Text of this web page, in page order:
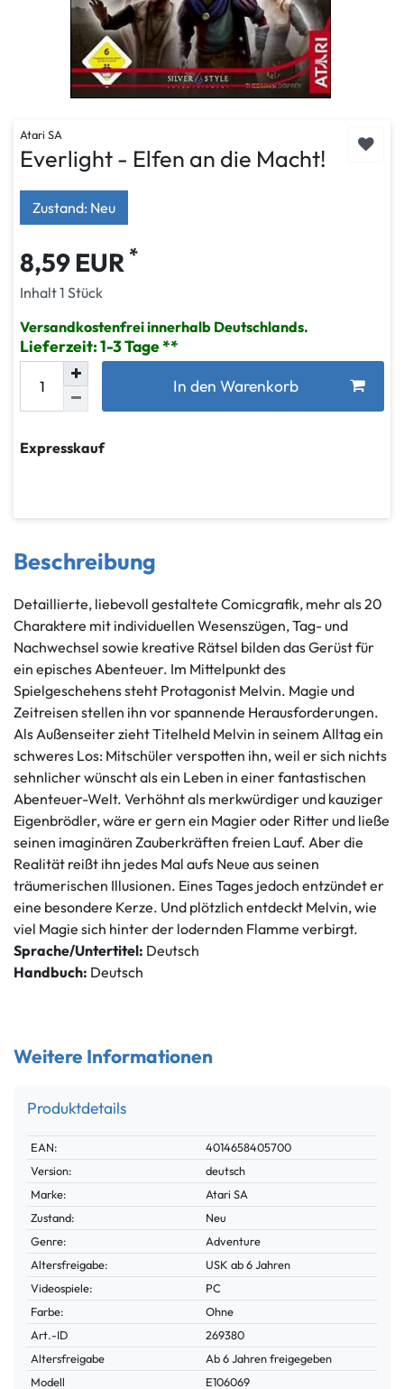
Atari SA
Everlight - Elfen an die Macht!
Zustand: Neu
8,59 EUR *
Inhalt1 Stück
Versandkostenfrei innerhalb Deutschlands.
Lieferzeit: 1-3 Tage
In den Warenkorb
Expresskauf
Beschreibung
Detaillierte, liebevoll gestaltete Comicgrafik, mehr als 20
Charaktere mit individuellen Wesenszügen, Tag- und
Nachwechsel sowie kreative Rätsel bilden das Gerüst für
ein episches Abenteuer. Im Mittelpunkt des
Spielgeschehens steht Protagonist Melvin. Magie und
Zeitreisen stellen ihn vor spannende Herausforderungen.
Als Außenseiter zieht Titelheld Melvin in seinem Alltag ein
schweres Los: Mitschüler verspotten ihn, weil er sich nichts
sehnlicher wünscht als ein Leben in einer fantastischen
Abenteuer-Welt. Verhöhnt als merkwürdiger und kauziger
Eigenbrödler, wäre er gern ein Magier oder Ritter und ließe
seinen imaginären Zauberkräften freien Lauf. Aber die
Realität reißt ihn jedes Mal aufs Neue aus seinen
träumerischen Illusionen. Eines Tages jedoch entzündet er
eine besondere Kerze. Und plötzlich entdeckt Melvin, wie
viel Magie sich hinter der lodernden Flamme verbirgt.
Sprache/Untertitel: Deutsch
Handbuch: Deutsch
Weitere Informationen
Produktdetails
Technisches
Merkmal
Wert
EAN:
4014658405700
Version:
deutsch
Marke:
Atari SA
Zustand:
Neu
Genre:
Adventure
Altersfreigabe:
USK ab 6 Jahren
Videospiele:
PC
Farbe:
Ohne
Technisches
Merkmal
Wert
Art.-ID
269380
Altersfreigabe
Ab 6 Jahren freigegeben
Modell
E106069